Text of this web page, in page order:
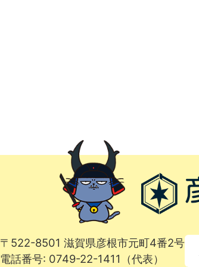
〒522-8501 滋賀県彦根市元町4番2号
電話番号: 0749-22-1411（代表）